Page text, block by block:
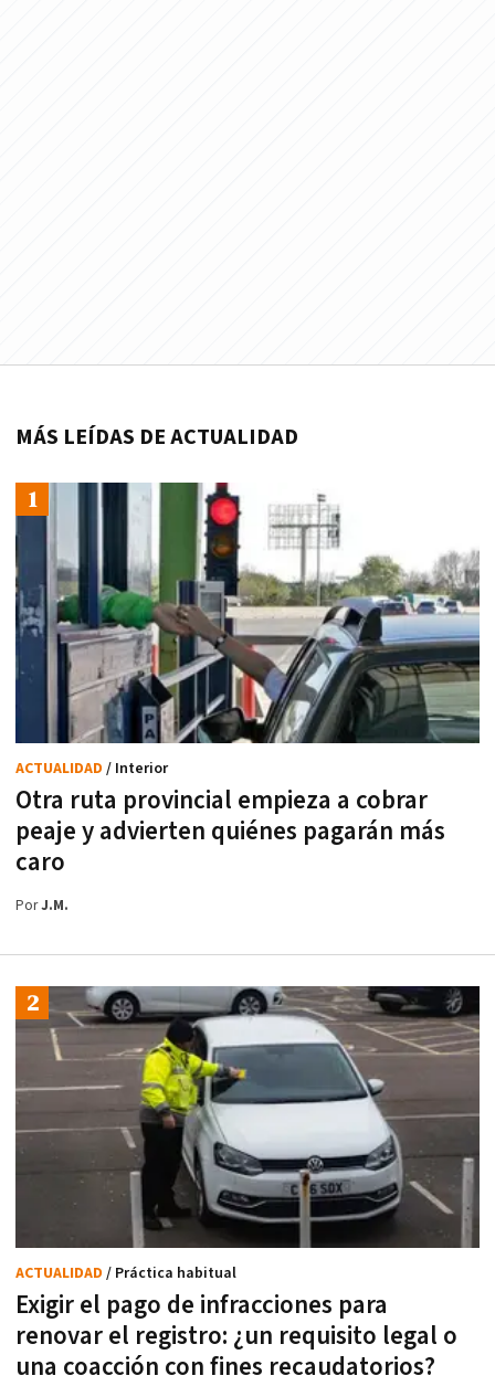
MÁS LEÍDAS DE ACTUALIDAD
Otra ruta provincial empieza a cobrar
peaje y advierten quiénes pagarán más
caro
ACTUALIDAD / Interior
PorJ.M.
Exigir el pago de infracciones para
renovar el registro: ¿un requisito legal o
una coacción con fines recaudatorios?
ACTUALIDAD / Práctica habitual